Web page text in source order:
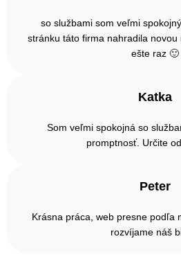
so službami som veľmi
stránku táto firma nahradila
ešte raz 🙂
Katka
Som veľmi spokojná so
promptnosť. Určite
Peter
Krásna práca, web presne podľa
rozvíjame náš